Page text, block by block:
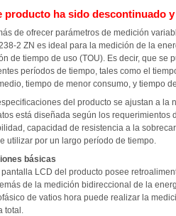
producto ha sido descontinuado
de ofrecer parámetros de medición
2 ZN es ideal para la medición de la
de tiempo de uso (TOU). Es decir, que se
períodos de tiempo, tales como el
tiempo de menor consumo, y tiempo
del producto se ajustan a la
está diseñada según los requerimientos
capacidad de resistencia a la
utilizar por un largo período de tiempo.
básicas
pantalla LCD del producto posee
de la medición bidireccional de la
de vatios hora puede realizar la
total.